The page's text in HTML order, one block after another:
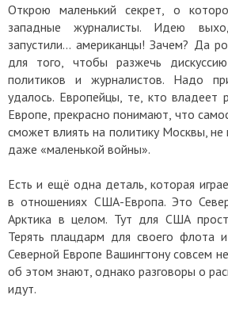
Открою маленький секрет, о
западные журналисты. Идею
запустили... американцы! Зачем? Да
для того, чтобы разжечь
политиков и журналистов. Надо
удалось. Европейцы, те, кто владеет
Европе, прекрасно понимают, что
сможет влиять на политику Москвы, не
даже «маленькой войны».
Есть и ещё одна деталь, которая
в отношениях США-Европа. Это
Арктика в целом. Тут для США
Терять плацдарм для своего флота
Северной Европе Вашингтону совсем
об этом знают, однако разговоры о
идут.